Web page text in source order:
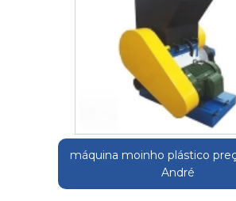
máquina moinho plástico
André